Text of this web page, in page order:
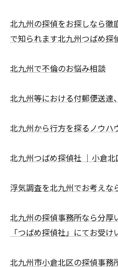
北九州の探偵をお探しなら徹
で知られます北九州つばめ探
北九州で不倫のお悩み相談
北九州等における付郵便送達
北九州から行方を探るノウハ
北九州つばめ探偵社 ｜小倉北
浮気調査を北九州でお考えな
北九州の探偵事務所なら分厚
「つばめ探偵社」にてお受け
北九州市小倉北区の探偵事務